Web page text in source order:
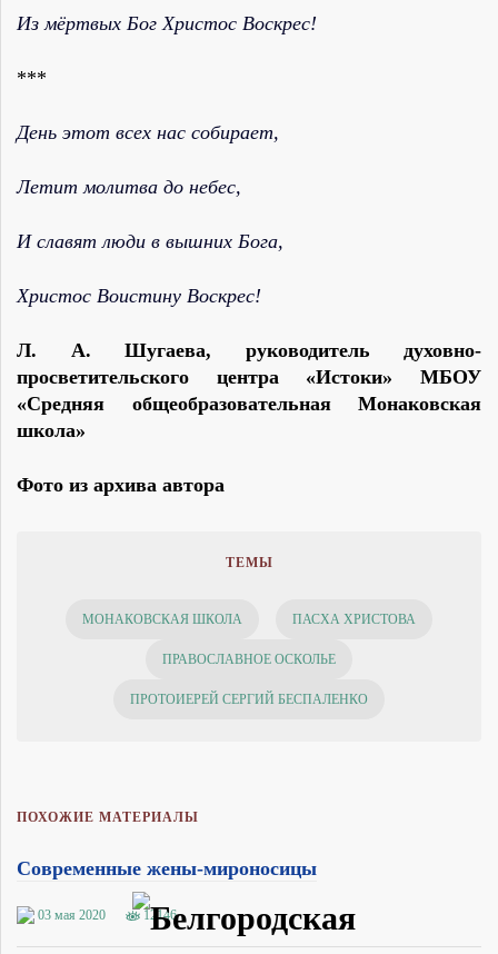
Из мёртвых Бог Христос Воскрес!
***
День этот всех нас собирает,
Летит молитва до небес,
И славят люди в вышних Бога,
Христос Воистину Воскрес!
Л. А. Шугаева, руководитель духовно-
просветительского центра «Истоки» МБОУ
«Средняя общеобразовательная Монаковская
школа»
Фото из архива автора
ТЕМЫ
МОНАКОВСКАЯ ШКОЛА ПАСХА ХРИСТОВА
ПРАВОСЛАВНОЕ ОСКОЛЬЕ
ПРОТОИЕРЕЙ СЕРГИЙ БЕСПАЛЕНКО
ПОХОЖИЕ МАТЕРИАЛЫ
Современные жены-мироносицы
03 мая 2020 12146